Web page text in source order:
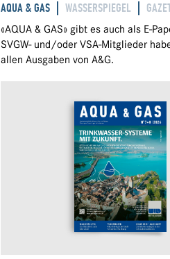
AQUA & GAS WASSERSPIEGEL
«AQUA & GAS» gibt es auch als E-
SVGW- und/oder VSA-Mitglieder
allen Ausgaben von A&G.